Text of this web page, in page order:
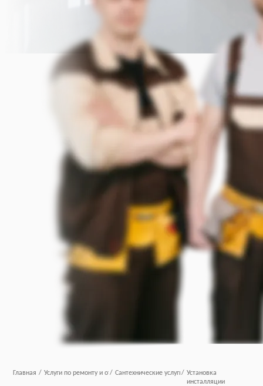
Главная / Услуги по ремонту и отделке
/ Сантехнические услуги/ Установка
инсталляции
Прикрепить фото (до 5 шт.)
(Подсказка: фото помогут мастеру
точнее оценить задачу)
Заказать
обработки данных